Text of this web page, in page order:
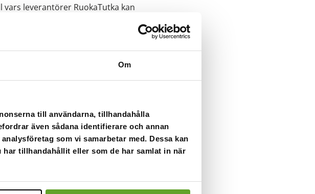
Om
till användarna, tillhandahålla
även sådana identifierare och annan
som vi samarbetar med. Dessa kan
tillhandahållit eller som de har samlat in när
leverantörer RuokaTutka kan
skyddas ändamålsenligt med hjälp av
sköter man på behörigt sätt om
sköter om att lagrad
är kritisk för personuppgifternas
vars arbetsbeskrivning innefattar detta.